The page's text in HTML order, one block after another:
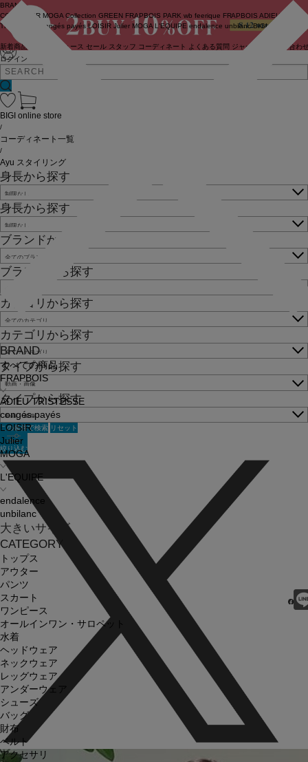
ログイン
BRAND
COUTURIER MOGA Collection GREEN FRAPBOIS PARK wb feerique FRAPBOIS ADIEU
TRISTESSE
congés payés LOISIR Julier MOGA L'EQUIPE endalence unbilanc BIGI online store
新着商品 ニュース セール スタッフ コーディネート よくある質問 ジャーナル お問い合わ
BRAND
すべての商品
FRAPBOIS
ADIEU TRISTESSE
congés payés
LOISIR
Julier
MOGA
L'EQUIPE
endalence
unbilanc
大きいサイズ
CATEGORY
トップス
アウター
パンツ
スカート
ワンピース
オールインワン・サロペット
水着
ヘッドウェア
ネックウェア
レッグウェア
アンダーウェア
シューズ
バッグ
財布
ベルト
アクセサリ
BIGI online store
/
コーディネート一覧
/
Ayu スタイリング
身長から探す
身長から探す
ブランドから探す
ブランドから探す
カテゴリから探す
カテゴリから探す
タイプから探す
タイプから探す
この条件で検索 リセット
絞り込む